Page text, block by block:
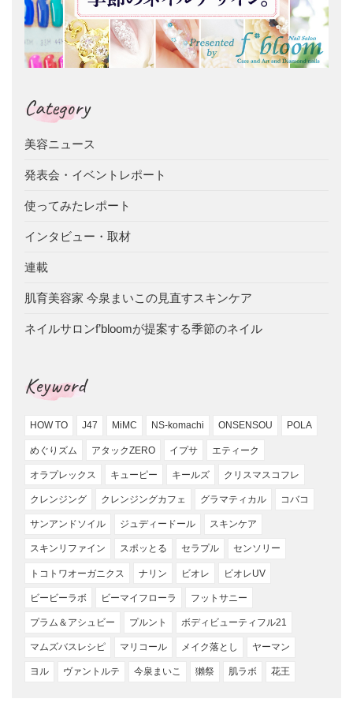
Category
美容ニュース
発表会・イベントレポート
使ってみたレポート
インタビュー・取材
連載
肌育美容家 今泉まいこの見直すスキンケア
ネイルサロンf’bloomが提案する季節のネイル
Keyword
HOW TO J47 MiMC NS-komachi ONSENSOU POLA
めぐりズム アタックZERO イプサ エティーク
オラプレックス キューピー キールズ クリスマスコフレ
クレンジング クレンジングカフェ グラマティカル コバコ
サンアンドソイル ジュディードール スキンケア
スキンリファイン スポッとる セラプル センソリー
トコトワオーガニクス ナリン ビオレ ビオレUV
ビービーラボ ビーマイフローラ フットサニー
プラム＆アシュビー プルント ボディビューティフル21
マムズバスレシピ マリコール メイク落とし ヤーマン
ヨル ヴァントルテ 今泉まいこ 獺祭 肌ラボ 花王